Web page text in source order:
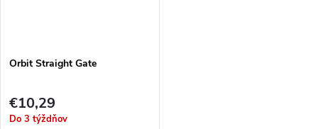
Orbit Straight Gate
€10,29
Do 3 týždňov